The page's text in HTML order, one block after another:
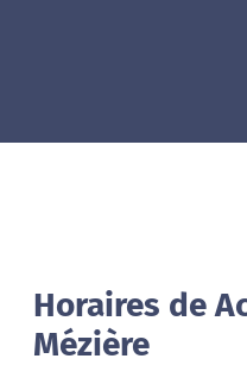
Horaires de
Mézière